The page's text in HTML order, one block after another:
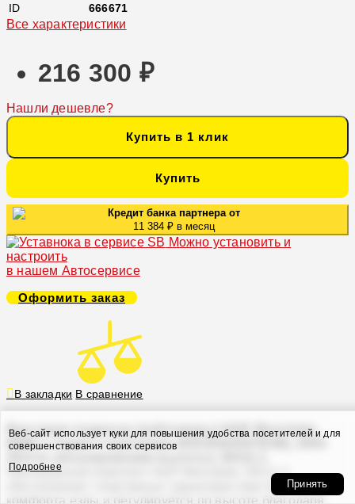
ID
666671
Все характеристики
216 300 ₽
Нашли дешевле?
Купить в 1 клик
Купить
Кредит банка партнера от
11 384 ₽ в месяц
Можно установить и
настроить
в нашем Автосервисе
Оформить заказ
В закладки В сравнение
Винтовая подвеска (койловеры) H&R Monotube,
BMW 1 серия 1 поколение (E81/E82/E87/E88), 2004-
Койловерный комплект H&R Monotube 29211-1
обеспечивает спортивные характеристики без потери
комфорта езды и регулируется по высоте благодаря
Веб-сайт использует куки для повышения удобства посетителей и для
совершенствования своих сервисов
Подробнее
Принять